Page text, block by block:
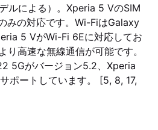
ルによる）。Xperia 5 VのSIM
みの対応です。Wi-FiはGalaxy
5 VがWi-Fi 6Eに対応してお
り高速な無線通信が可能です。
5Gがバージョン5.2、Xperia
ポートしています。 [5, 8, 17,